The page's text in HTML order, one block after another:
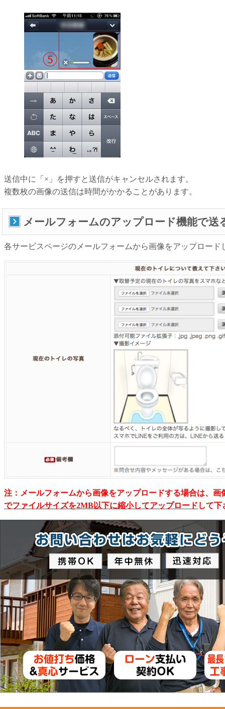
送信中に「×」を押すと送信がキャンセルされます。
複数枚の画像の送信は時間がかかることがあります。
メールフォームのアップロード機能で送
各サービスページのメールフォームから画像をアップロード
注：メールフォームから画像をアップロードする場合は、
でファイルサイズを2MB以下に縮小してアップロード して下